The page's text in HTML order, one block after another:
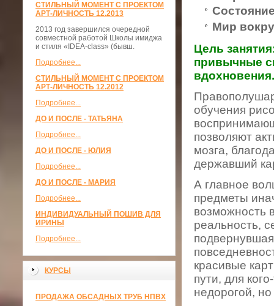
СТИЛЬНЫЙ МОМЕНТ С ПРОЕКТОМ
АРТ-ЛИЧНОСТЬ 12.2013
2013 год завершился очередной
совместной работой Школы имиджа
и стиля «IDEA-class» (бывш.
Подробнее...
СТИЛЬНЫЙ МОМЕНТ С ПРОЕКТОМ
АРТ-ЛИЧНОСТЬ 12.2012
Подробнее...
ДО И ПОСЛЕ - ТАТЬЯНА
Подробнее...
ДО И ПОСЛЕ - ЮЛИЯ
Подробнее...
ДО И ПОСЛЕ - МАРИЯ
Подробнее...
ИНДИВИДУАЛЬНЫЙ ПОШИВ ДЛЯ
ИРИНЫ
Подробнее...
КУРСЫ
ПРОДАЖА ОБСАДНЫХ ТРУБ НПВХ
Мир
Цель
привычные
вдохновения.
обучения
позволяют
мозга,
державший
А главное
предметы
возможность
реальность,
красивые
пути, для
недорогой,